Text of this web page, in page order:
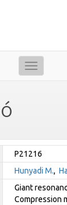
Toggle
navigation
P21216
Hunyadi M.,
Giant
Compression